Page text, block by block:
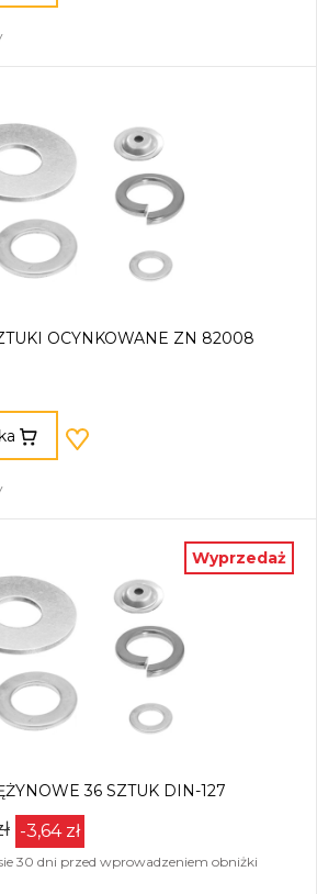
OCYNKOWANE ZN 82008
Wyprzedaż
36 SZTUK DIN-127
-3,64 zł
30 dni przed wprowadzeniem obniżki